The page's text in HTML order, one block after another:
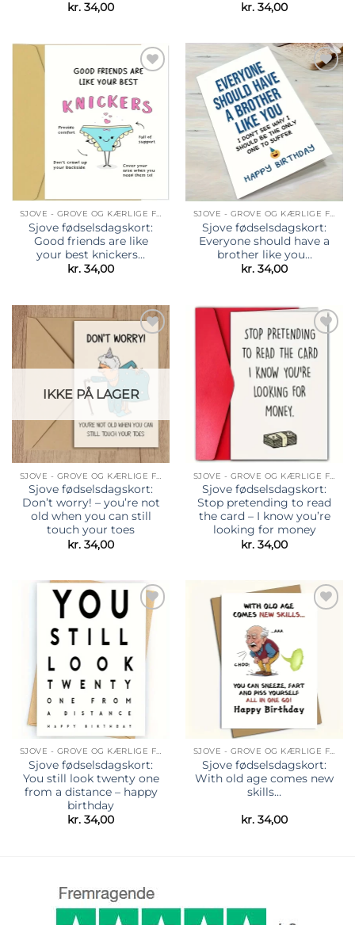
kr. 34,00 kr. 34,00
Tilføj til
ønskeliste
SJOVE - GROVE OG KÆRLIGE FØDSELSDAGSKORT
Sjove fødselsdagskort:
Good friends are like
your best knickers…
kr. 34,00
Tilføj til
ønskeliste
SJOVE - GROVE OG KÆRLIGE FØDSELSDAGSKORT
Sjove fødselsdagskort:
Everyone should have a
brother like you…
kr. 34,00
Tilføj til
ønskeliste
IKKE PÅ LAGER
SJOVE - GROVE OG KÆRLIGE FØDSELSDAGSKORT
Sjove fødselsdagskort:
Don’t worry! – you’re not
old when you can still
touch your toes
kr. 34,00
Tilføj til
ønskeliste
SJOVE - GROVE OG KÆRLIGE FØDSELSDAGSKORT
Sjove fødselsdagskort:
Stop pretending to read
the card – I know you’re
looking for money
kr. 34,00
Tilføj til
ønskeliste
SJOVE - GROVE OG KÆRLIGE FØDSELSDAGSKORT
Sjove fødselsdagskort:
You still look twenty one
from a distance – happy
birthday
kr. 34,00
Tilføj til
SJOVE - GROVE OG KÆRLIGE FØDSELSDAGSKORT
Sjove fødselsdagskort:
With old age comes new
skills…
kr. 34,00